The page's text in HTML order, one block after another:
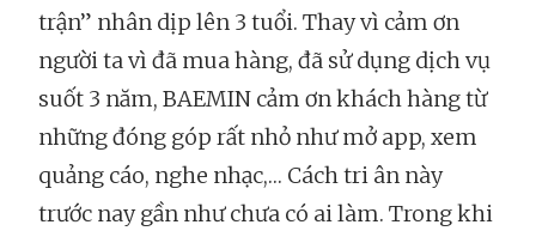
trận” nhân dịp lên 3 tuổi. Thay vì cảm ơn
người ta vì đã mua hàng, đã sử dụng dịch vụ
suốt 3 năm, BAEMIN cảm ơn khách hàng từ
những đóng góp rất nhỏ như mở app, xem
quảng cáo, nghe nhạc,… Cách tri ân này
trước nay gần như chưa có ai làm. Trong khi